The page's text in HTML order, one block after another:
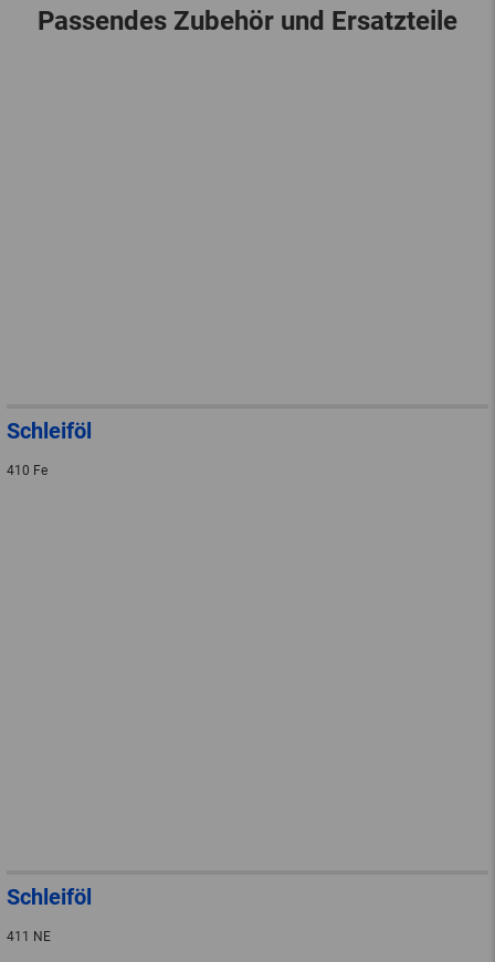
Passendes Zubehör und Ersatzteile
Schleiföl
410 Fe
Schleiföl
411 NE